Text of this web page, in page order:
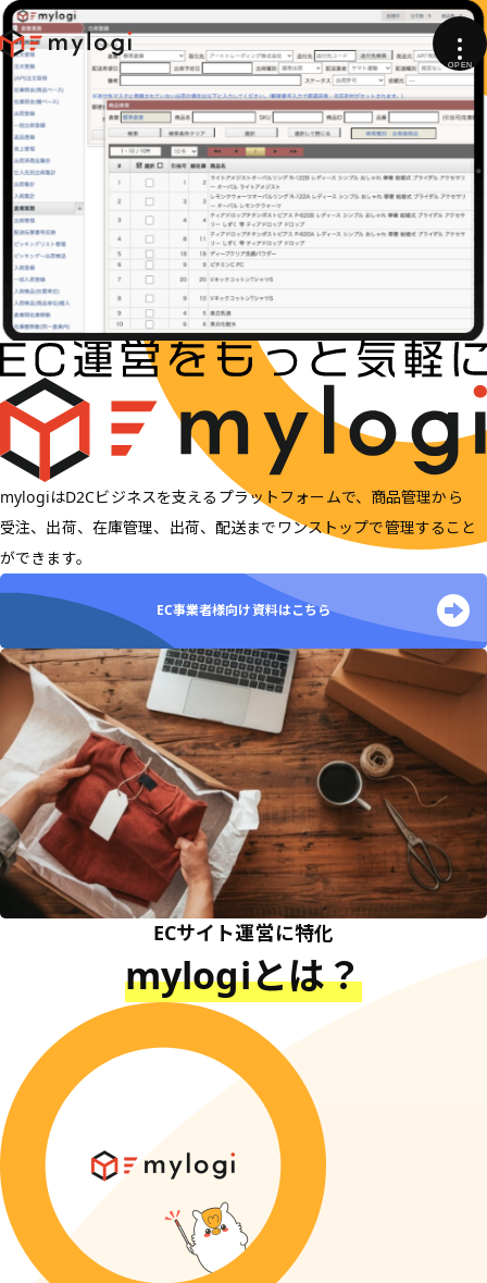
mylogiはD2Cビジネスを支えるプラットフォームで、商品管理から
受注、出荷、在庫管理、出荷、配送までワンストップで管理すること
ができます。
EC事業者様向け資料はこちら
mylogiとは？
ECサイト運営に特化